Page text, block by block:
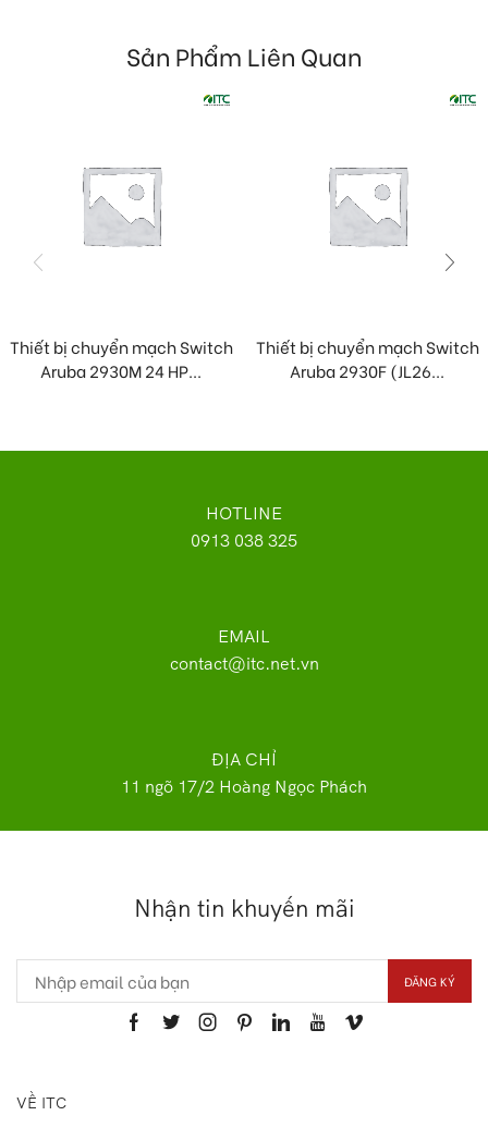
Sản Phẩm Liên Quan
Thiết bị chuyển mạch Switch
Aruba 2930M 24 HP...
Thiết bị chuyển mạch Switch
Aruba 2930F (JL26...
HOTLINE
0913 038 325
EMAIL
contact@itc.net.vn
ĐỊA CHỈ
11 ngõ 17/2 Hoàng Ngọc Phách
Nhận tin khuyến mãi
VỀ ITC